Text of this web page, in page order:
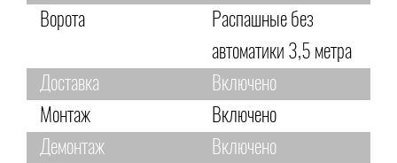
Ворота
Распашные без
автоматики 3,5 метра
Доставка
Включено
Монтаж
Включено
Демонтаж
Включено